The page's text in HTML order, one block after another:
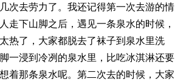
次去劳力了。我还记得第一次去游的情
走下山脚之后，遇见一条泉水的时候，
热了，大家都脱去了袜子到泉水里洗
一浸到冷冽的泉水里，比吃冰淇淋还要
着那条泉水呢。第二次去的时候，大家